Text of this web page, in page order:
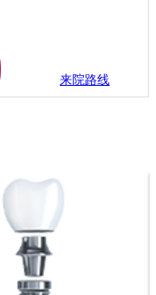
来院路线